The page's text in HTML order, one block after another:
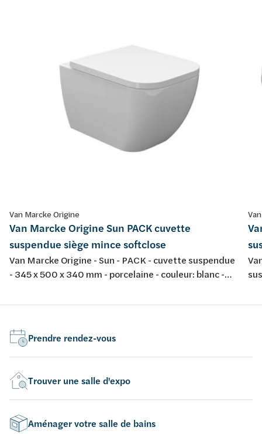
Van Marcke Origine
Van Marcke Origine Sun PACK cuvette
suspendue siège mince softclose
Van Marcke Origine - Sun - PACK - cuvette suspendue
- 345 x 500 x 340 mm - porcelaine - couleur: blanc -
Prendre rendez-vous
Trouver une salle d'expo
Aménager votre salle de bains